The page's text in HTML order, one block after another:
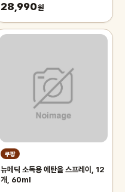
28,990원
쿠팡
뉴메딕 소독용 에탄올 스프레이, 12
개, 60ml